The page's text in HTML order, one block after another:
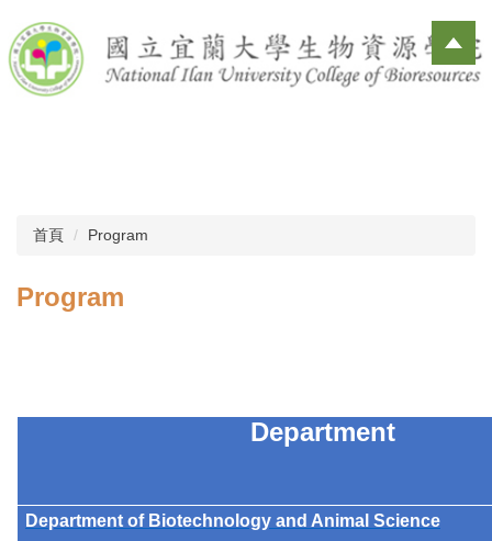
到
主
要
首頁 Program
Program
Department
Department of Biotechnology and Animal Science